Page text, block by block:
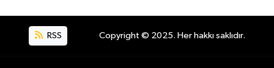
RSS Copyright © 2025. Her hakkı saklıdır.